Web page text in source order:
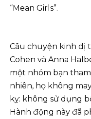
“Mean Girls”.
Câu chuyện kinh dị
Cohen và Anna
một nhóm bạn
nhiên, họ không
kỵ: không sử dụng
Hành động này đã